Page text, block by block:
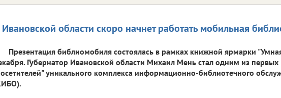
области скоро начнет работать мобильная
Презентация библиомобиля состоялась в рамках книжной ярмарки
Губернатор Ивановской области Михаил Мень стал одним из первых
уникального комплекса информационно-библиотечного